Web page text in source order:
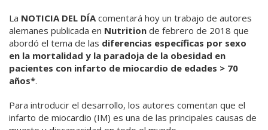
La NOTICIA DEL DÍAcomentará hoy un trabajo de autores
alemanes publicada en Nutrition de febrero de 2018 que
abordó el tema de las diferencias específicas por sexo
en la mortalidad y la paradoja de la obesidad en
pacientes con infarto de miocardio de edades > 70
años*.
Para introducir el desarrollo, los autores comentan que el
infarto de miocardio (IM) es una de las principales causas de